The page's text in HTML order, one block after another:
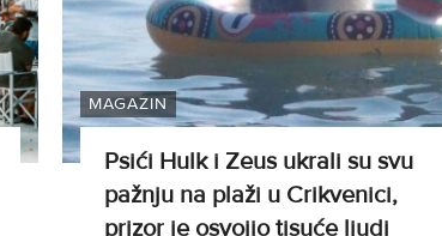
MAGAZIN
Psići Hulk i Zeus ukrali su svu
pažnju na plaži u Crikvenici,
prizor je osvojio tisuće ljudi